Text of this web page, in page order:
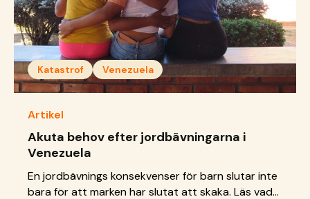
Katastrof Venezuela
Artikel
Akuta behov efter jordbävningarna i
Venezuela
En jordbävnings konsekvenser för barn slutar inte
bara för att marken har slutat att skaka. Läs vad